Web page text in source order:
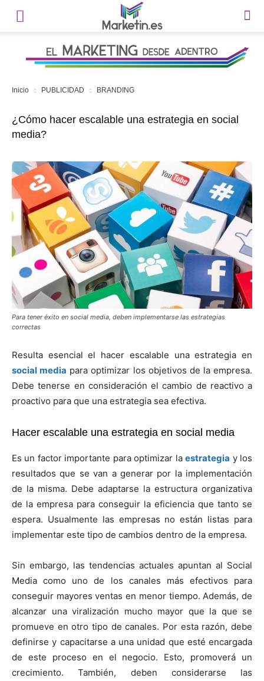
Inicio PUBLICIDAD BRANDING
¿Cómo hacer escalable una estrategia en social
media?
Para tener éxito en social media, deben implementarse las estrategias
correctas
Resulta esencial el hacer escalable una estrategia en
social media para optimizar los objetivos de la empresa.
Debe tenerse en consideración el cambio de reactivo a
proactivo para que una estrategia sea efectiva.
Hacer escalable una estrategia en social media
Es un factor importante para optimizar laestrategia y los
resultados que se van a generar por la implementación
de la misma. Debe adaptarse la estructura organizativa
de la empresa para conseguir la eficiencia que tanto se
espera. Usualmente las empresas no están listas para
implementar este tipo de cambios dentro de la empresa.
Sin embargo, las tendencias actuales apuntan al Social
Media como uno de los canales más efectivos para
conseguir mayores ventas en menor tiempo. Además, de
alcanzar una viralización mucho mayor que la que se
promueve en otro tipo de canales. Por esta razón, debe
definirse y capacitarse a una unidad que esté encargada
de este proceso en el negocio. Esto, promoverá un
crecimiento. También, deben considerarse las